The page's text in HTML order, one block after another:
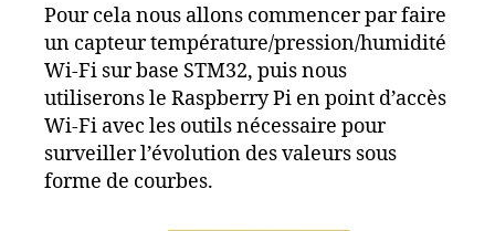
Pour cela nous allons commencer par faire
un capteur température/pression/humidité
Wi-Fi sur base STM32, puis nous
utiliserons le Raspberry Pi en point d’accès
Wi-Fi avec les outils nécessaire pour
surveiller l’évolution des valeurs sous
forme de courbes.